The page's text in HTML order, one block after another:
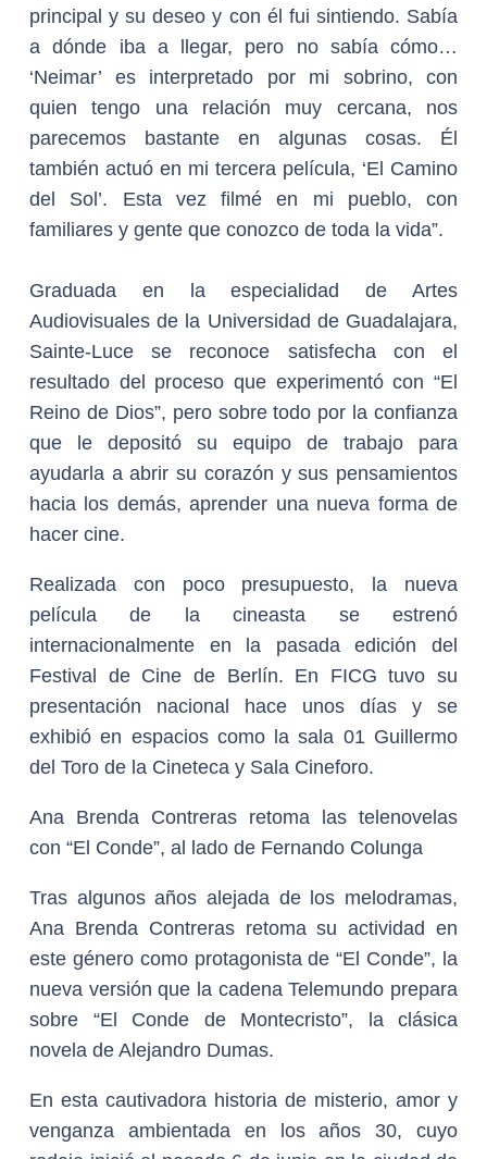
principal y su deseo y con él fui sintiendo. Sabía
a dónde iba a llegar, pero no sabía cómo…
‘Neimar’ es interpretado por mi sobrino, con
quien tengo una relación muy cercana, nos
parecemos bastante en algunas cosas. Él
también actuó en mi tercera película, ‘El Camino
del Sol’. Esta vez filmé en mi pueblo, con
familiares y gente que conozco de toda la vida”.
Graduada en la especialidad de Artes
Audiovisuales de la Universidad de Guadalajara,
Sainte-Luce se reconoce satisfecha con el
resultado del proceso que experimentó con “El
Reino de Dios”, pero sobre todo por la confianza
que le depositó su equipo de trabajo para
ayudarla a abrir su corazón y sus pensamientos
hacia los demás, aprender una nueva forma de
hacer cine.
Realizada con poco presupuesto, la nueva
película de la cineasta se estrenó
internacionalmente en la pasada edición del
Festival de Cine de Berlín. En FICG tuvo su
presentación nacional hace unos días y se
exhibió en espacios como la sala 01 Guillermo
del Toro de la Cineteca y Sala Cineforo.
Ana Brenda Contreras retoma las telenovelas
con “El Conde”, al lado de Fernando Colunga
Tras algunos años alejada de los melodramas,
Ana Brenda Contreras retoma su actividad en
este género como protagonista de “El Conde”, la
nueva versión que la cadena Telemundo prepara
sobre “El Conde de Montecristo”, la clásica
novela de Alejandro Dumas.
En esta cautivadora historia de misterio, amor y
venganza ambientada en los años 30, cuyo